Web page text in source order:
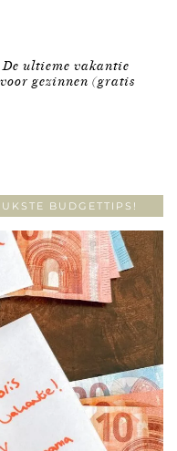
ultieme vakantie
gezinnen (gratis
BUDGETTIPS!